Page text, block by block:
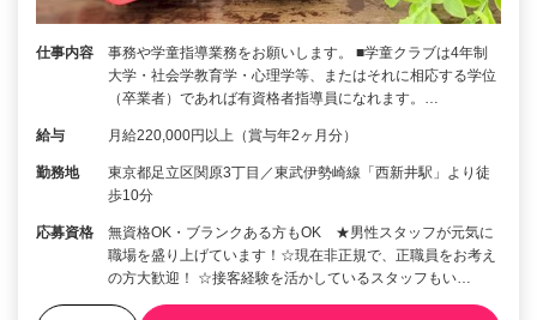
仕事内容
事務や学童指導業務をお願いします。 ■学童クラブは4年制
大学・社会学教育学・心理学等、またはそれに相応する学位
（卒業者）であれば有資格者指導員になれます。…
給与 月給220,000円以上（賞与年2ヶ月分）
勤務地
東京都足立区関原3丁目／東武伊勢崎線「西新井駅」より徒
歩10分
応募資格
無資格OK・ブランクある方もOK ★男性スタッフが元気に
職場を盛り上げています！☆現在非正規で、正職員をお考え
の方大歓迎！ ☆接客経験を活かしているスタッフもい…